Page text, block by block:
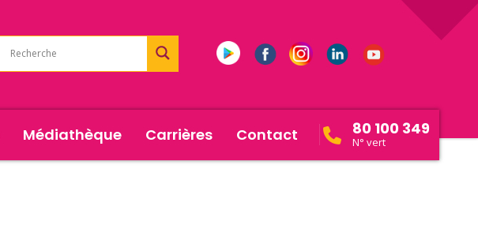
Médiathèque Carrières Contact 80 100 349
N° vert